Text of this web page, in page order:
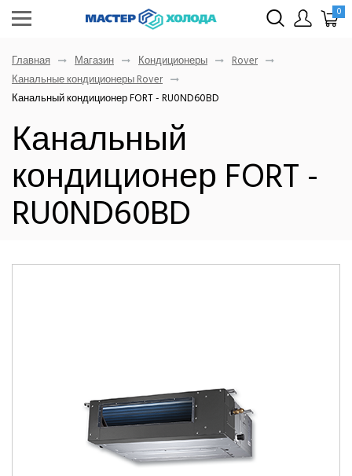
0
Главная Магазин Кондиционеры
Rover
Канальные кондиционеры Rover
Канальный кондиционер FORT - RU0ND60BD
Канальный
кондиционер FORT -
RU0ND60BD